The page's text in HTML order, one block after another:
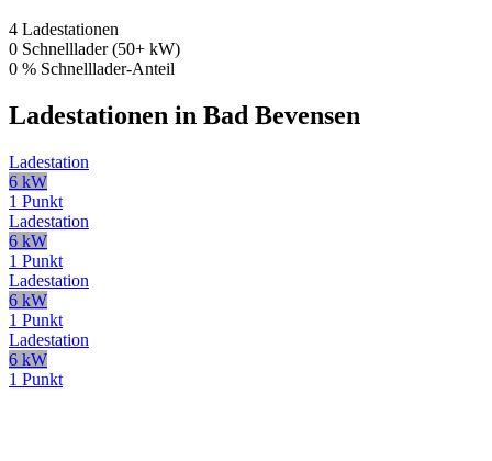
4 Ladestationen
0 Schnelllader (50+ kW)
0 % Schnelllader-Anteil
Ladestationen in Bad Bevensen
Ladestation
6 kW
1 Punkt
Ladestation
6 kW
1 Punkt
Ladestation
6 kW
1 Punkt
Ladestation
6 kW
1 Punkt